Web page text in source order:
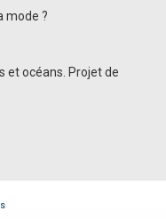
mode ?
et océans. Projet de